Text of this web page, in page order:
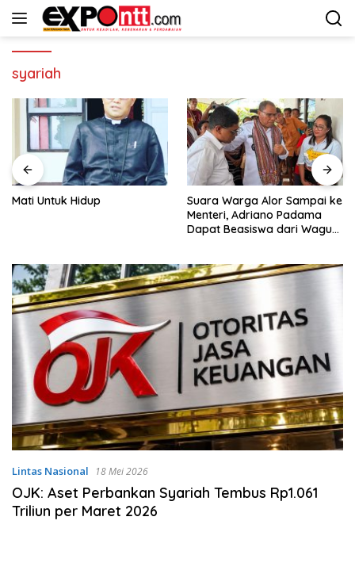
Langsung
syariah
Mati Untuk Hidup
Suara Warga Alor Sampai ke
Menteri, Adriano Padama
Dapat Beasiswa dari Wagub
Lintas Nasional 18 Mei 2026
OJK: Aset Perbankan Syariah Tembus Rp1.061
Triliun per Maret 2026